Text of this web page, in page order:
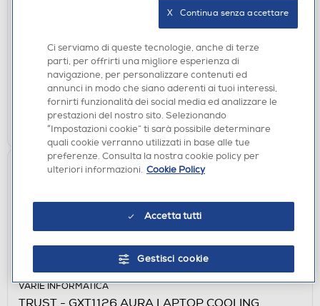
TRUST - Stylus Pen per iPad e Touch Tablets-Black
Acquisto online:disponibile
Ritiro in negozio in 30' gratuito:verifica
AGGIUNGI
Confronta
VARIE INFORMATICA
TRUST - GXT1126 AURA LAPTOP COOLING
Ci serviamo di queste tecnologie, anche di terze
parti, per offrirti una migliore esperienza di
navigazione, per personalizzare contenuti ed
annunci in modo che siano aderenti ai tuoi interessi,
fornirti funzionalità dei social media ed analizzare le
prestazioni del nostro sito. Selezionando
“Impostazioni cookie” ti sarà possibile determinare
quali cookie verranno utilizzati in base alle tue
preferenze. Consulta la nostra cookie policy per
ulteriori informazioni. Cookie Policy
Accetta tutti
Gestisci cookie
X   Continua senza accettare